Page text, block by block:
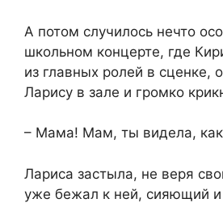
А потом случилось нечто
школьном концерте, где
из главных ролей в сценке,
Ларису в зале и громко
– Мама! Мам, ты видела, как
Лариса застыла, не веря
уже бежал к ней, сияющий и